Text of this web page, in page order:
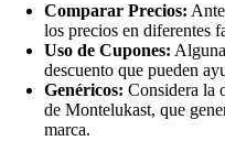
Comparar Precios:
los precios en diferentes
Uso de Cupones:
descuento que pueden
Genéricos: Considera la
de Montelukast, que
marca.